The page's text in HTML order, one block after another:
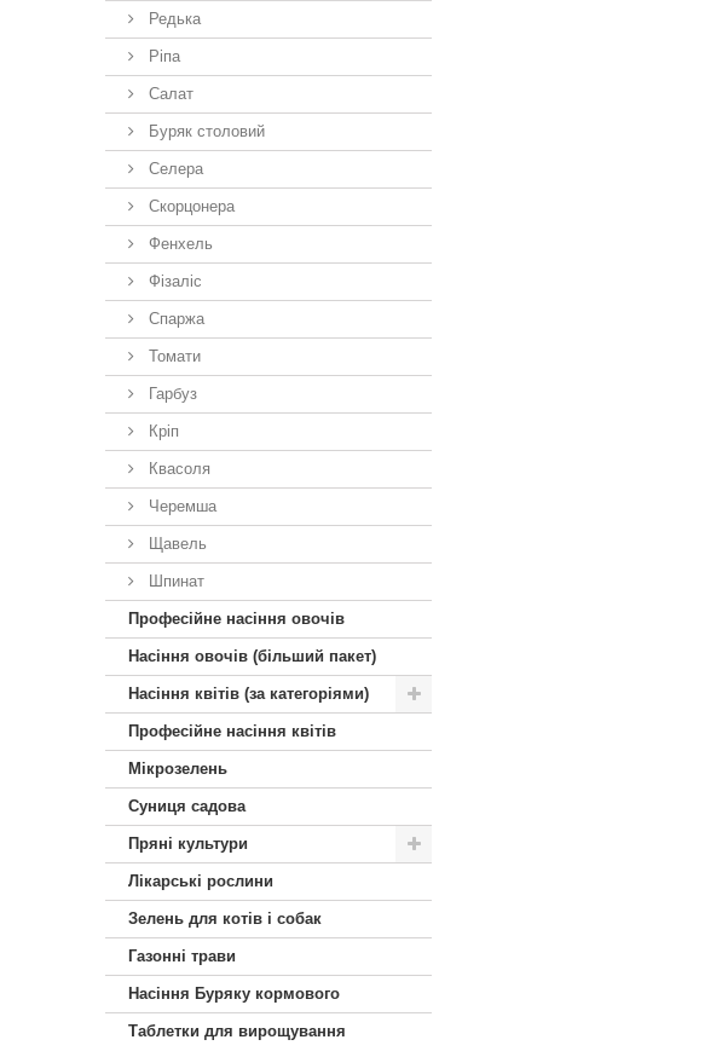
Редька
Ріпа
Салат
Буряк столовий
Селера
Скорцонера
Фенхель
Фізаліс
Спаржа
Томати
Гарбуз
Кріп
Квасоля
Черемша
Щавель
Шпинат
Професійне насіння овочів
Насіння овочів (більший пакет)
Насіння квітів (за категоріями)
Професійне насіння квітів
Мікрозелень
Суниця садова
Пряні культури
Лікарські рослини
Зелень для котів і собак
Газонні трави
Насіння Буряку кормового
Таблетки для вирощування